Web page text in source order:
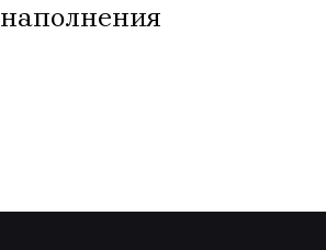
наполнения